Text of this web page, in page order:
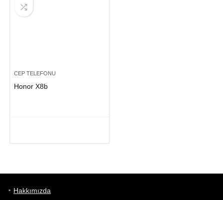
CEP TELEFONU
Honor X8b
Hakkımızda